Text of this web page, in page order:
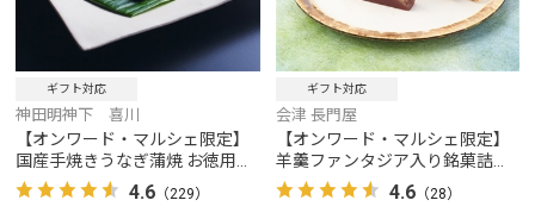
ギフト対応
神田明神下 喜川
【オンワード・マルシェ限定】
国産手焼きうなぎ蒲焼 お徳用セ
ット 2パック
4.6 （229）
ギフト対応
会津 長門屋
【オンワード・マルシェ限定】
羊羹ファンタジア入り銘菓詰合
せ
4.6（28）